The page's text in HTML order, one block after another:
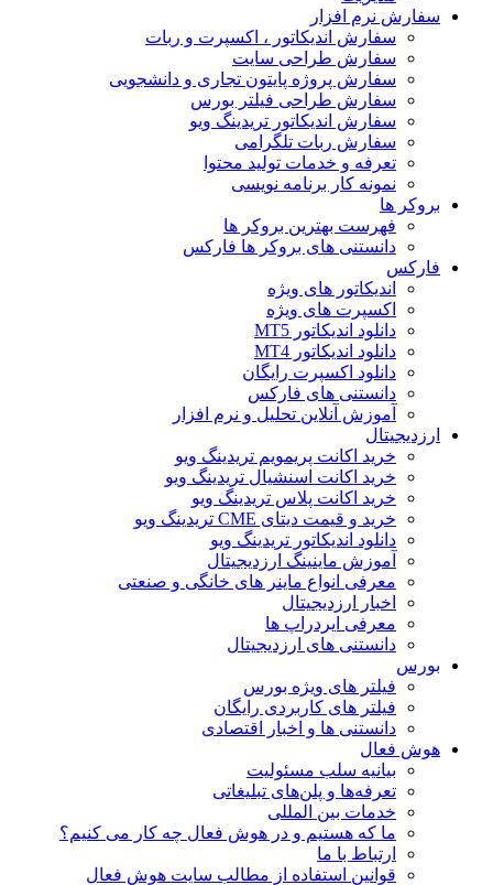
سفارش نرم افزار
سفارش اندیکاتور ، اکسپرت و ربات
سفارش طراحی سایت
سفارش پروژه پایتون تجاری و دانشجویی
سفارش طراحی فیلتر بورس
سفارش اندیکاتور تریدینگ ویو
سفارش ربات تلگرامی
تعرفه و خدمات تولید محتوا
نمونه کار برنامه نویسی
بروکر ها
فهرست بهترین بروکر ها
دانستنی های بروکر ها فارکس
فارکس
اندیکاتور های ویژه
اکسپرت های ویژه
دانلود اندیکاتور MT5
دانلود اندیکاتور MT4
دانلود اکسپرت رایگان
دانستنی های فارکس
آموزش آنلاین تحلیل و نرم افزار
ارزدیجیتال
خرید اکانت پریمویم تریدینگ ویو
خرید اکانت اسنشیال تریدینگ ویو
خرید اکانت پلاس تریدینگ ویو
خرید و قیمت دیتای CME تریدینگ ویو
دانلود اندیکاتور تریدینگ ویو
آموزش ماینینگ ارزدیجیتال
معرفی انواع ماینر های خانگی و صنعتی
اخبار ارزدیجیتال
معرفی ایردراپ ها
دانستنی های ارزدیجیتال
بورس
فیلتر های ویژه بورس
فیلتر های کاربردی رایگان
دانستنی ها و اخبار اقتصادی
هوش فعال
بیانیه سلب مسئولیت
تعرفه‌ها و پلن‌های تبلیغاتی
خدمات بین المللی
ما که هستیم و در هوش فعال چه کار می کنیم؟
ارتباط با ما
قوانین استفاده از مطالب سایت هوش فعال